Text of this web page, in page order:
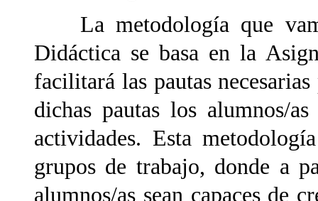
La metodología que
Didáctica se basa en la
facilitará las pautas
dichas pautas los alumnos/
actividades. Esta
grupos de trabajo, donde a
alumnos/as sean capaces de